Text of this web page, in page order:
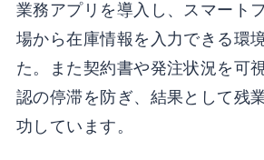
業務アプリを導入し、スマート
場から在庫情報を入力できる環
た。また契約書や発注状況を可
認の停滞を防ぎ、結果として残
功しています。